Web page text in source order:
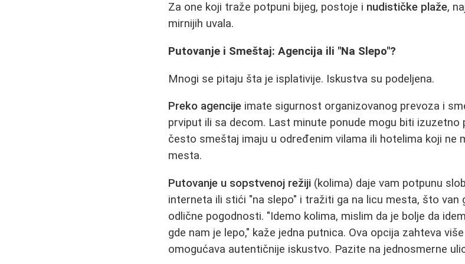
Za one koji traže potpuni bijeg, postoje i nudističke plaže,
mirnijih uvala.
Putovanje i Smeštaj: Agencija ili "Na Slepo"?
Mnogi se pitaju šta je isplativije. Iskustva su podeljena.
Preko agencije imate sigurnost organizovanog prevoza i
prviput ili sa decom. Last minute ponude mogu biti izuzetno
često smeštaj imaju u određenim vilama ili hotelima koji ne
mesta.
Putovanje u sopstvenoj režiji (kolima) daje vam potpunu
interneta ili stići "na slepo" i tražiti ga na licu mesta, što van
odlične pogodnosti. "Idemo kolima, mislim da je bolje da
gde nam je lepo," kaže jedna putnica. Ova opcija zahteva
omogućava autentičnije iskustvo. Pazite na jednosmerne